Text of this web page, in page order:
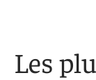
Les